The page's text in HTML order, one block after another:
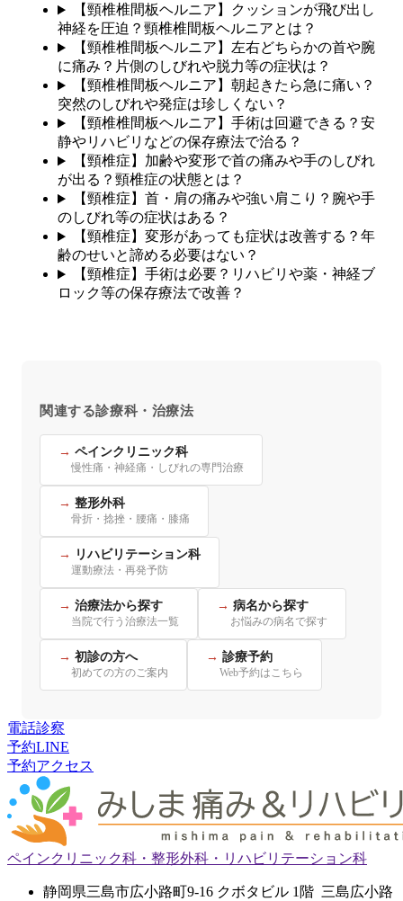
【頸椎椎間板ヘルニア】クッションが飛び出し
神経を圧迫？頸椎椎間板ヘルニアとは？
【頸椎椎間板ヘルニア】左右どちらかの首や腕
に痛み？片側のしびれや脱力等の症状は？
【頸椎椎間板ヘルニア】朝起きたら急に痛い？
突然のしびれや発症は珍しくない？
【頸椎椎間板ヘルニア】手術は回避できる？安
静やリハビリなどの保存療法で治る？
【頸椎症】加齢や変形で首の痛みや手のしびれ
が出る？頸椎症の状態とは？
【頸椎症】首・肩の痛みや強い肩こり？腕や手
のしびれ等の症状はある？
【頸椎症】変形があっても症状は改善する？年
齢のせいと諦める必要はない？
【頸椎症】手術は必要？リハビリや薬・神経ブ
ロック等の保存療法で改善？
関連する診療科・治療法
ペインクリニック科
慢性痛・神経痛・しびれの専門治療
整形外科
骨折・捻挫・腰痛・膝痛
リハビリテーション科
運動療法・再発予防
治療法から探す
当院で行う治療法一覧
病名から探す
お悩みの病名で探す
初診の方へ
初めての方のご案内
診療予約
Web予約はこちら
電話診察
予約LINE
予約アクセス
ペインクリニック科・整形外科・リハビリテーション科
静岡県三島市広小路町9-16 クボタビル 1階 三島広小路